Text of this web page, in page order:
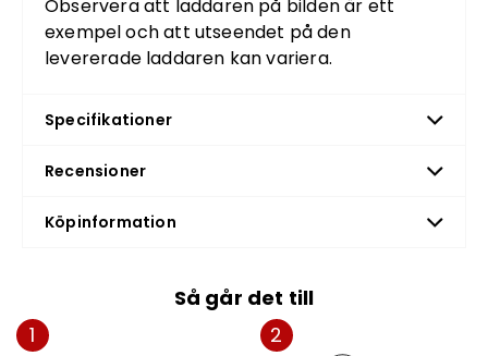
Observera att laddaren på bilden är ett
exempel och att utseendet på den
levererade laddaren kan variera.
Specifikationer
Recensioner
Köpinformation
Så går det till
1
2